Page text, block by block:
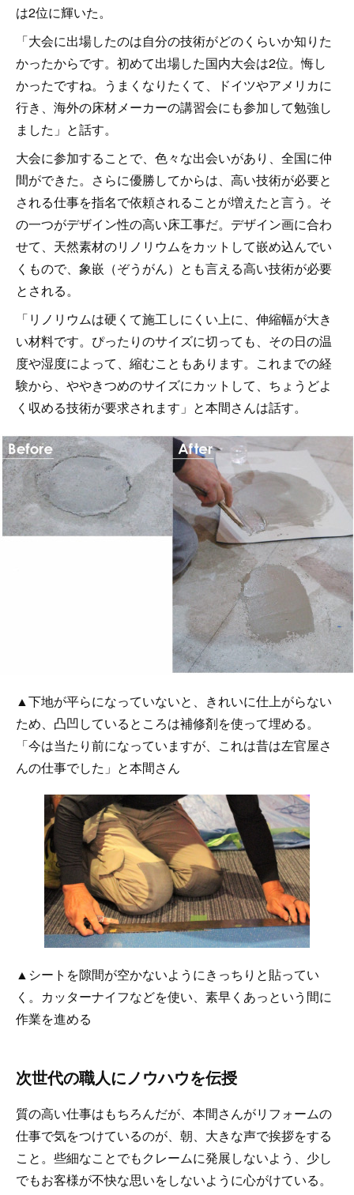
は2位に輝いた。
「大会に出場したのは自分の技術がどのくらいか知りた
かったからです。初めて出場した国内大会は2位。悔し
かったですね。うまくなりたくて、ドイツやアメリカに
行き、海外の床材メーカーの講習会にも参加して勉強し
ました」と話す。
大会に参加することで、色々な出会いがあり、全国に仲
間ができた。さらに優勝してからは、高い技術が必要と
される仕事を指名で依頼されることが増えたと言う。そ
の一つがデザイン性の高い床工事だ。デザイン画に合わ
せて、天然素材のリノリウムをカットして嵌め込んでい
くもので、象嵌（ぞうがん）とも言える高い技術が必要
とされる。
「リノリウムは硬くて施工しにくい上に、伸縮幅が大き
い材料です。ぴったりのサイズに切っても、その日の温
度や湿度によって、縮むこともあります。これまでの経
験から、ややきつめのサイズにカットして、ちょうどよ
く収める技術が要求されます」と本間さんは話す。
▲下地が平らになっていないと、きれいに仕上がらない
ため、凸凹しているところは補修剤を使って埋める。
「今は当たり前になっていますが、これは昔は左官屋さ
んの仕事でした」と本間さん
▲シートを隙間が空かないようにきっちりと貼ってい
く。カッターナイフなどを使い、素早くあっという間に
作業を進める
次世代の職人にノウハウを伝授
質の高い仕事はもちろんだが、本間さんがリフォームの
仕事で気をつけているのが、朝、大きな声で挨拶をする
こと。些細なことでもクレームに発展しないよう、少し
でもお客様が不快な思いをしないように心がけている。